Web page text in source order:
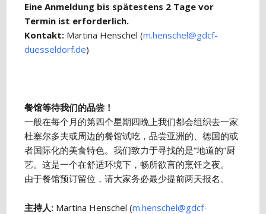
Eine Anmeldung bis spätestens 2 Tage vor
Termin ist erforderlich.
Kontakt: Martina Henschel (m.henschel@gdcf-
duesseldorf.de)
餐馆等待我们的品尝！
一般在每个月的第四个星期四晚上我们都会组织去一家
杜塞尔多夫或周边的餐馆试吃，品尝亚洲的、德国的或
者国际化的美食特色。我们致力于寻找的是“地道的”厨
艺。这是一个在舒适环境下，畅所欲言的烹饪之夜。
由于餐馆预订留位，请大家务必最少提前两天报名。
主持人: Martina Henschel (m.henschel@gdcf-